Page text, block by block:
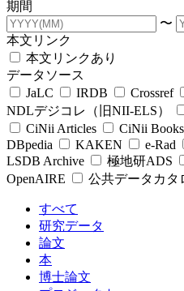
期間
〜
本文リンク
本文リンクあり
データソース
JaLC
IRDB Crossref
NDLデジコレ（旧NII-ELS）
CiNii Articles
CiNii Books
DBpedia
KAKEN e-Rad
LSDB Archive
極地研ADS
OpenAIRE
公共データカタ
すべて
研究データ
論文
本
博士論文